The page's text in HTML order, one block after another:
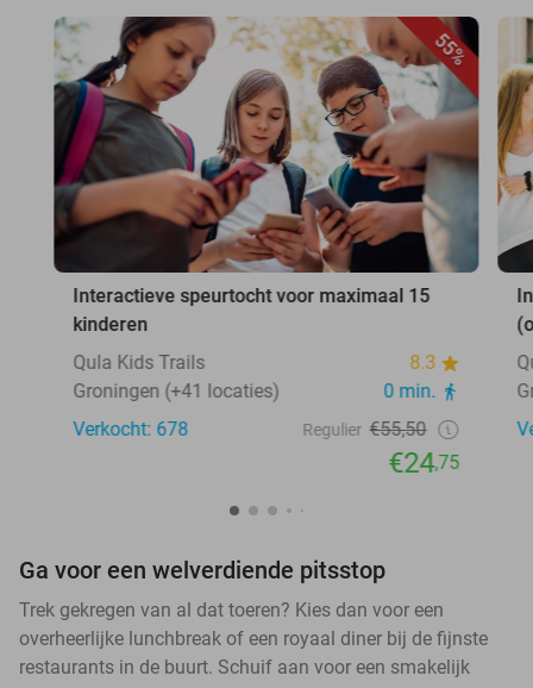
55%
Interactieve speurtocht voor maximaal 15
kinderen
Qula Kids Trails
8.3
Groningen (+41 locaties)
0 min.
Verkocht: 678
Regulier €55,50
€24,75
Ga voor een welverdiende pitsstop
Trek gekregen van al dat toeren? Kies dan voor een
overheerlijke lunchbreak of een royaal diner bij de fijnste
restaurants in de buurt. Schuif aan voor een smakelijk